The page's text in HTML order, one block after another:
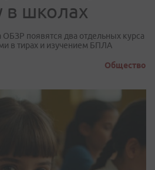
в школах
появятся два отдельных курса
в тирах и изучением БПЛА
Общество